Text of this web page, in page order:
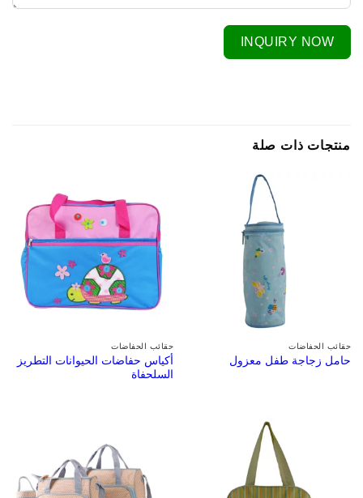
INQUIRY NOW
منتجات ذات صلة
حقائب الحفاضات
حامل زجاجة طفل معزول
حقائب الحفاضات
أكياس حفاضات الحيوانات التطريز
السلحفاة